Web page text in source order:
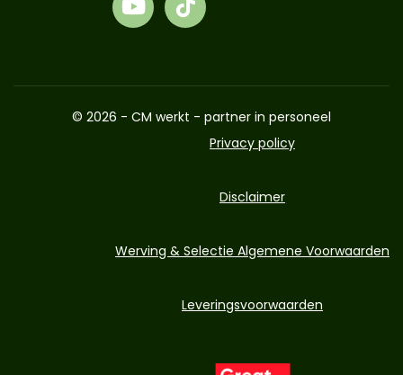
© 2026 - CM werkt - partner in personeel
Privacy policy
Disclaimer
Werving & Selectie Algemene Voorwaarden
Leveringsvoorwaarden